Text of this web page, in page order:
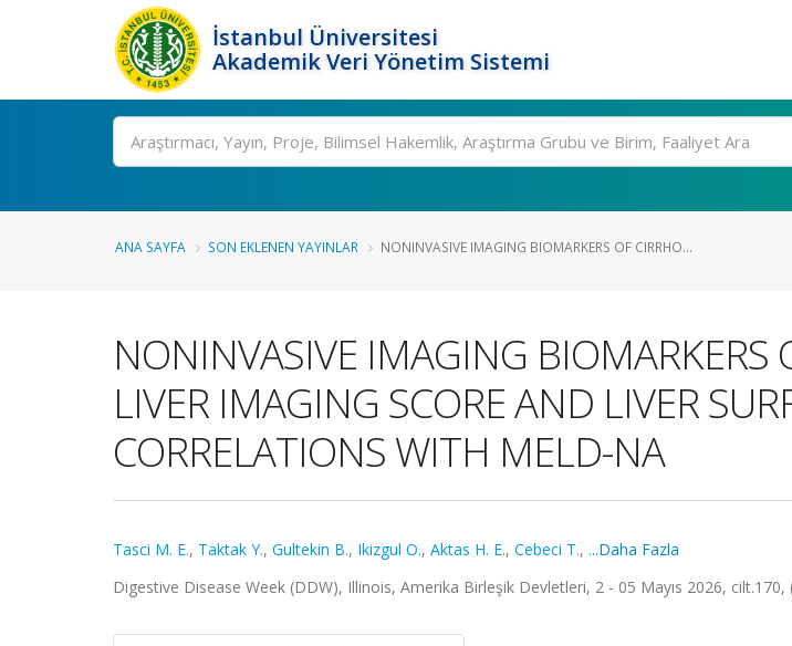
İstanbul Üniversitesi
Akademik Veri Yönetim Sistemi
Ara
ANA SAYFA SON EKLENEN YAYINLAR NONINVASIVE IMAGING BIOMARKERS OF CIRRHO...
NONINVASIVE IMAGING BIOMARKERS
LIVER IMAGING SCORE AND LIVER
CORRELATIONS WITH MELD-NA
Tasci M. E., Taktak Y., Gultekin B., Ikizgul O., Aktas H. E., Cebeci T., ...Daha Fazla
Digestive Disease Week (DDW), Illinois, Amerika Birleşik Devletleri, 2 - 05 Mayıs 2026, cilt.170,